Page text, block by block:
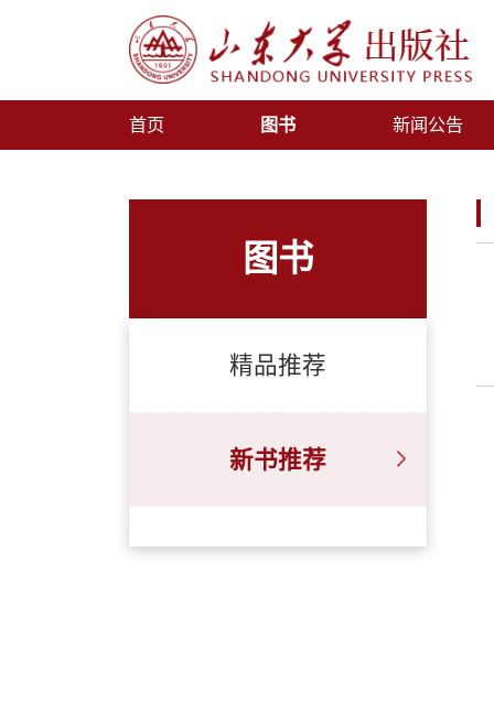
首页 图书 新闻公告
图书
精品推荐
新书推荐